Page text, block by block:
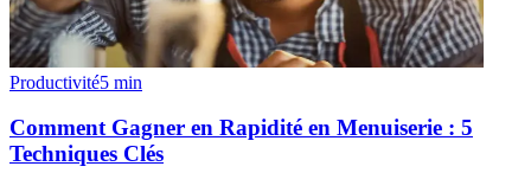
Productivité5 min
Comment Gagner en Rapidité en Menuiserie : 5
Techniques Clés